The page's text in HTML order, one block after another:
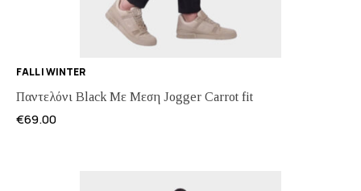
FALL | WINTER
Παντελόνι Black Με Μεση Jogger Carrot fit
€69.00